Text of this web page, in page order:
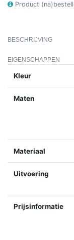
Product
BESCHRIJVING
EIGENSCHAPPEN
Kleur
Maten
Materiaal
Uitvoering
Prijsinformatie